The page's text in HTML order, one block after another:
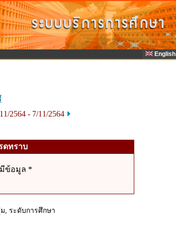
English
2564 - 7/11/2564
ดทราบ
ข้อมูล *
, ระดับการศึกษา